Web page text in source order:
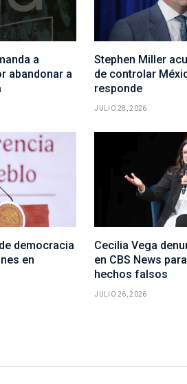
a
abandonar a
Stephen Miller
de controlar
responde
JULIO 28, 2026
democracia
en
Cecilia Vega
en CBS News
hechos falsos
JULIO 26, 2026